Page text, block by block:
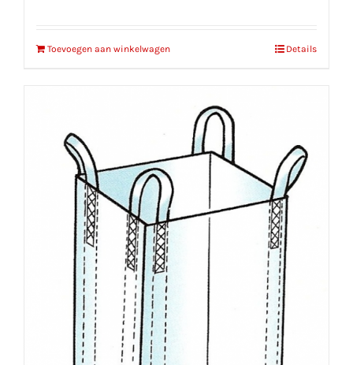
Toevoegen aan winkelwagen Details